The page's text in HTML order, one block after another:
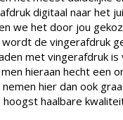
digitaal naar het
we het door jou
wordt de vingerafdruk
met vingerafdruk is
hieraan hecht een
nemen hier dan ook
haalbare